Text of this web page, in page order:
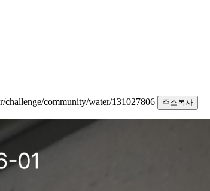
challenge/community/water/131027806
주소복사